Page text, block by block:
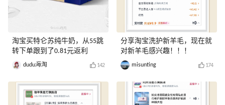
淘宝买特仑苏纯牛奶，从55跳
转下单跟到了0.81元返利
dudu海淘 142
分享淘宝洗护新羊毛，现在就
对新羊毛感兴趣！！！
misunting 174